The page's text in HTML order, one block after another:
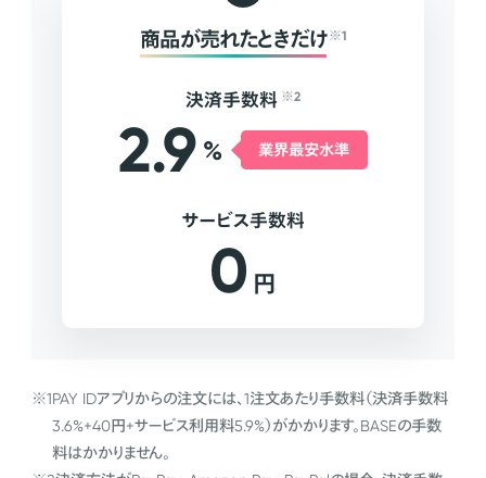
商品が売れたときだけ ※1
決済手数料 ※2
2.9 % 業界最安水準
サービス手数料
0 円
※1PAY IDアプリからの注文には、1注文あたり手数料（決済手数料
3.6%+40円+サービス利用料5.9%）がかかります。BASEの手数
料はかかりません。